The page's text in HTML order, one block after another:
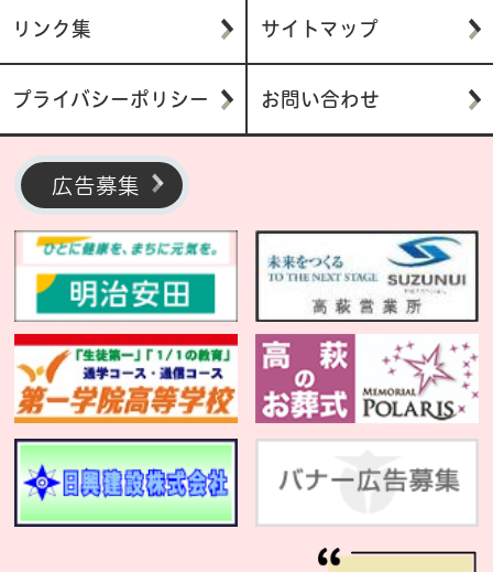
リンク集 サイトマップ
プライバシーポリシー お問い合わせ
広告募集